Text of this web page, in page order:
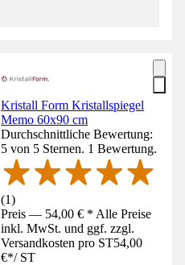
Kristall Form Kristallspiegel
Memo 60x90 cm
Durchschnittliche Bewertung:
5 von 5 Sternen. 1 Bewertung.
(1)
Preis — 54,00 € * Alle Preise
inkl. MwSt. und ggf. zzgl.
Versandkosten pro ST54,00
€*/ ST